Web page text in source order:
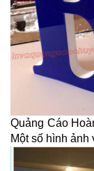
Quảng Cáo
Một số hình ảnh